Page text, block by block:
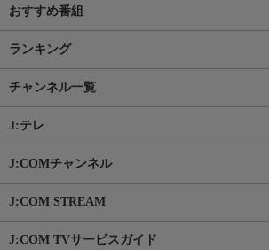
おすすめ番組
ランキング
チャンネル一覧
J:テレ
J:COMチャンネル
J:COM STREAM
J:COM TVサービスガイド